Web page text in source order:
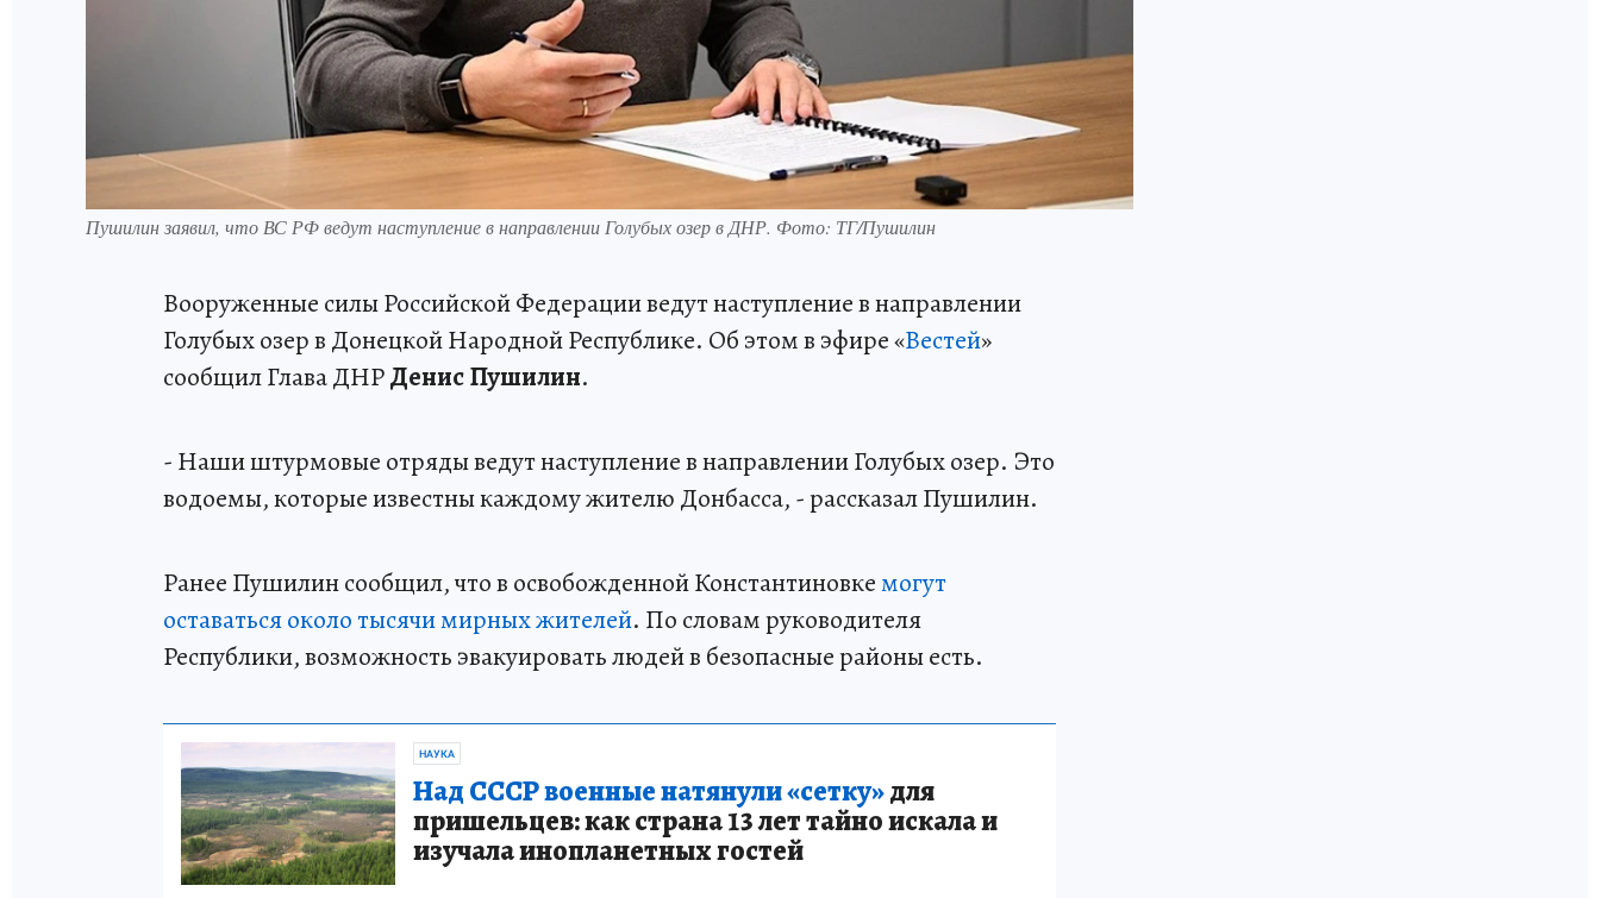
Пушилин заявил, что ВС РФ ведут наступление в направлении Голубых озер в ДНР. Фото: ТГ/Пушилин
Вооруженные силы Российской Федерации ведут наступление в направлении
Голубых озер в Донецкой Народной Республике. Об этом в эфире «Вестей»
сообщил Глава ДНРДенис Пушилин.
- Наши штурмовые отряды ведут наступление в направлении Голубых озер. Это
водоемы, которые известны каждому жителю Донбасса, - рассказал Пушилин.
Ранее Пушилин сообщил, что в освобожденной Константиновкемогут
оставаться около тысячи мирных жителей. По словам руководителя
Республики, возможность эвакуировать людей в безопасные районы есть.
НАУКА
Над СССР военные натянули «сетку»для
пришельцев: как страна 13 лет тайно искала и
изучала инопланетных гостей